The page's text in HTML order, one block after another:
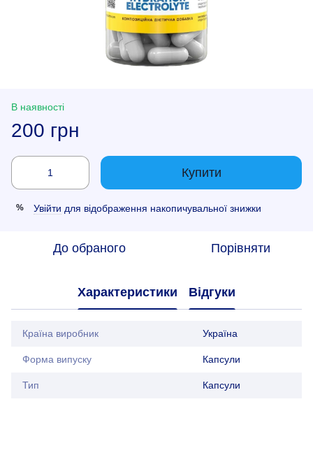
В наявності
200 грн
Купити
% Увійти для відображення накопичувальної знижки
До обраного Порівняти
Характеристики Відгуки
Країна виробник Україна
Форма випуску Капсули
Тип Капсули